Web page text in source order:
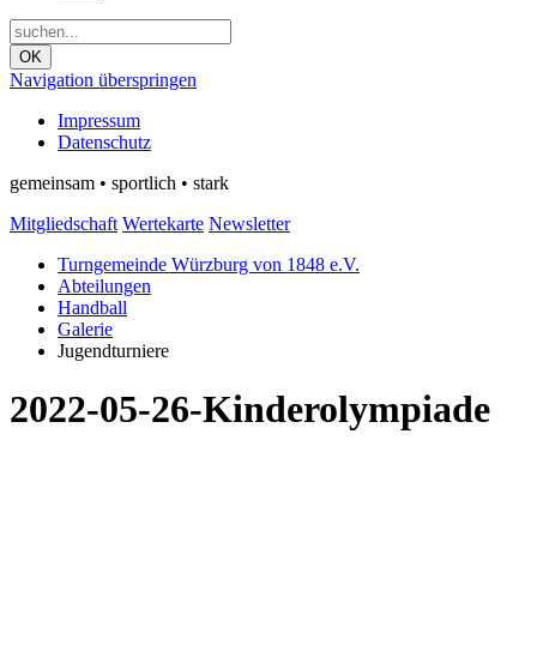
OK
Navigation überspringen
Impressum
Datenschutz
gemeinsam • sportlich • stark
Mitgliedschaft Wertekarte Newsletter
Turngemeinde Würzburg von 1848 e.V.
Abteilungen
Handball
Galerie
Jugendturniere
2022-05-26-Kinderolympiade